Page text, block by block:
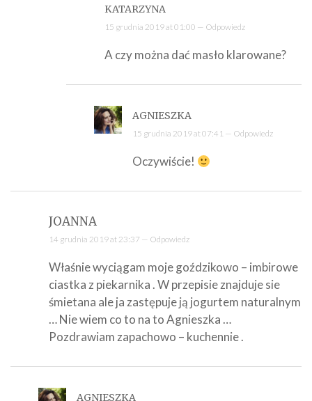
KATARZYNA
15 grudnia 2019 at 01:00 — Odpowiedz
A czy można dać masło klarowane?
AGNIESZKA
15 grudnia 2019 at 07:41 — Odpowiedz
Oczywiście!
JOANNA
14 grudnia 2019 at 23:37 — Odpowiedz
Właśnie wyciągam moje goździkowo – imbirowe
ciastka z piekarnika . W przepisie znajduje sie
śmietana ale ja zastępuje ją jogurtem naturalnym
… Nie wiem co to na to Agnieszka …
Pozdrawiam zapachowo – kuchennie .
AGNIESZKA